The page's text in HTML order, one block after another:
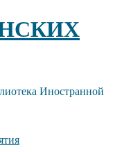
Иностранной